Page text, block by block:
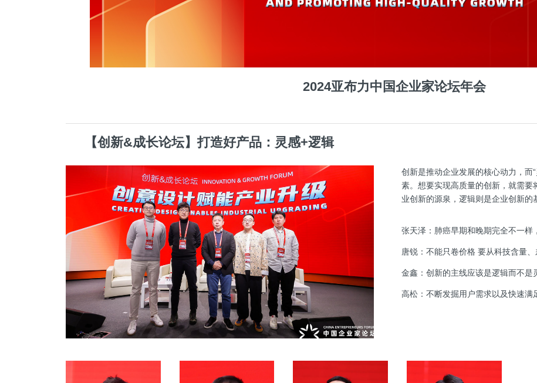
2024亚布力中国企业家论坛年会
【创新&成长论坛】打造好产品：灵感+逻辑
创新是推动企业发展的核心动力，而
素。想要实现高质量的创新，就需
业创新的源泉，逻辑则是企业创新的
张天泽：肺癌早期和晚期完全不一样
唐锐：不能只卷价格 要从科技含量
金鑫：创新的主线应该是逻辑而不是
高松：不断发掘用户需求以及快速满